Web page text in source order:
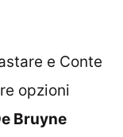
e Conte
opzioni
Bruyne